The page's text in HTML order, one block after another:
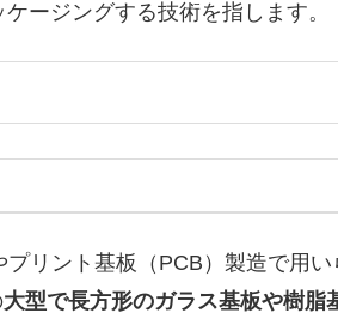
ージングする技術を指します。
リント基板（PCB）製造で用
大型で長方形のガラス基板や樹脂